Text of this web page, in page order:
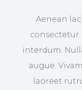
Aenean
interdum.
augue.
laoreet